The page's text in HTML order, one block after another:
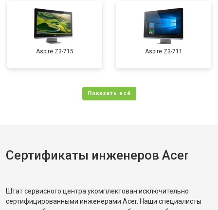
Aspire Z3-715 Aspire Z3-711
Сертификаты инженеров Acer
Штат сервисного центра укомплектован исключительно
сертифицированными инженерами Acer. Наши специалисты